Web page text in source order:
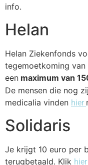
info.
Helan
Helan Ziekenfonds
tegemoetkoming van
een maximum van
De mensen die nog
medicalia vinden hier
Solidaris
Je krijgt 10 euro per
terugbetaald. Klik hier